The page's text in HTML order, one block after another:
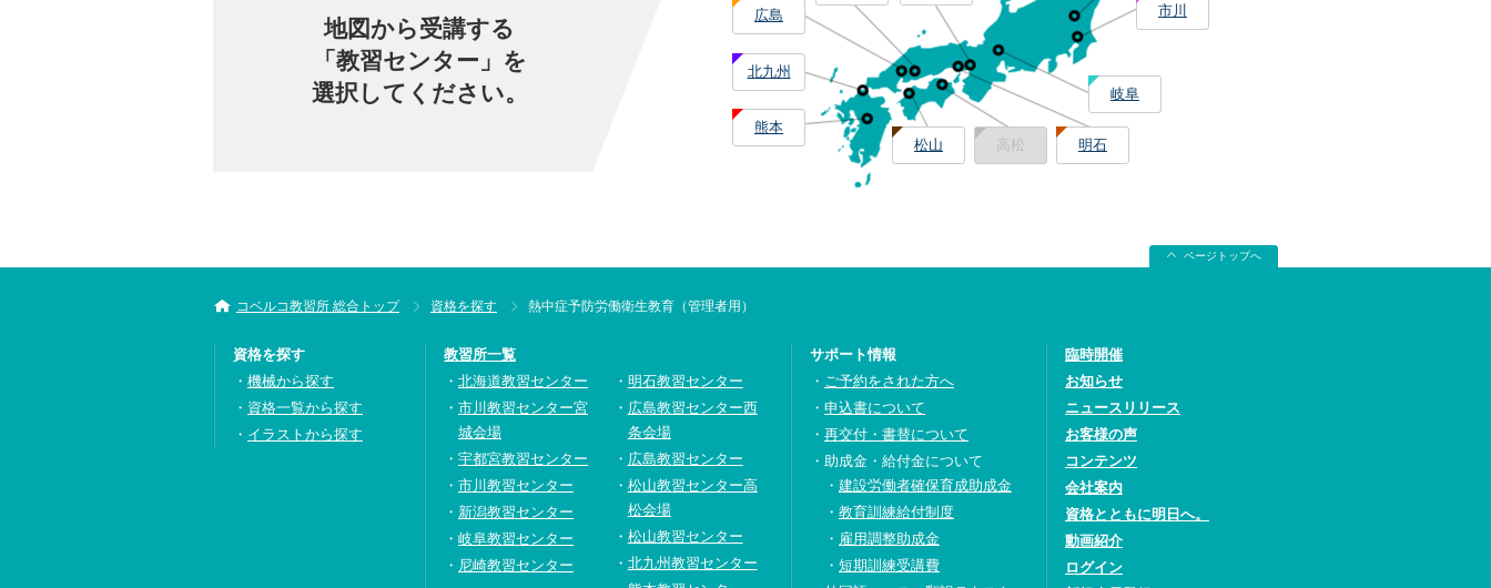
地図から受講する
「教習センター」を
選択してください。
市川
岐阜
明石
広島
高松
松山
北九州
熊本
ページトップへ
コベルコ教習所 総合トップ 資格を探す 熱中症予防労働衛生教育（管理者用）
資格を探す
機械から探す
資格一覧から探す
イラストから探す
教習所一覧
北海道教習センター
市川教習センター宮
城会場
宇都宮教習センター
市川教習センター
新潟教習センター
岐阜教習センター
尼崎教習センター
明石教習センター
広島教習センター西
条会場
広島教習センター
松山教習センター高
松会場
松山教習センター
北九州教習センター
サポート情報
ご予約をされた方へ
申込書について
再交付・書替について
助成金・給付金について
建設労働者確保育成助成金
教育訓練給付制度
雇用調整助成金
短期訓練受講費
臨時開催
お知らせ
ニュースリリース
お客様の声
コンテンツ
会社案内
資格とともに明日へ。
動画紹介
ログイン